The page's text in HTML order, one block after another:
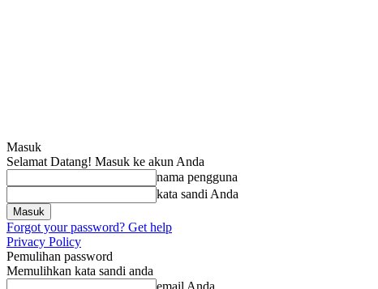
Masuk
Selamat Datang! Masuk ke akun Anda
nama pengguna
kata sandi Anda
Forgot your password? Get help
Privacy Policy
Pemulihan password
Memulihkan kata sandi anda
email Anda